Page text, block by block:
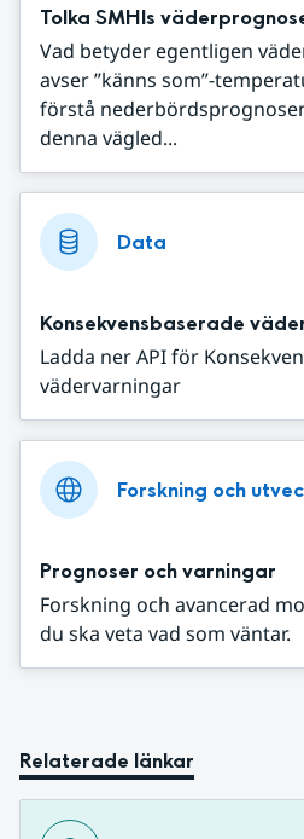
Tolka SMHIs
Vad betyder egentligen
avser ”känns som”-
förstå
denna vägled...
Data
Konsekvensbaserade
Ladda ner API för
vädervarningar
Forskning och
Prognoser och varningar
Forskning och avancerad
du ska veta vad som väntar.
Relaterade länkar